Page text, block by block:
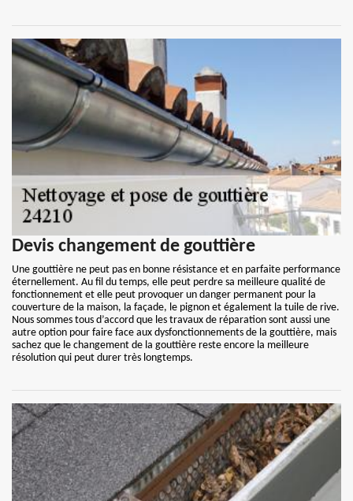
Devis changement de gouttière
Une gouttière ne peut pas en bonne résistance et en parfaite performance
éternellement. Au fil du temps, elle peut perdre sa meilleure qualité de
fonctionnement et elle peut provoquer un danger permanent pour la
couverture de la maison, la façade, le pignon et également la tuile de rive.
Nous sommes tous d’accord que les travaux de réparation sont aussi une
autre option pour faire face aux dysfonctionnements de la gouttière, mais
sachez que le changement de la gouttière reste encore la meilleure
résolution qui peut durer très longtemps.